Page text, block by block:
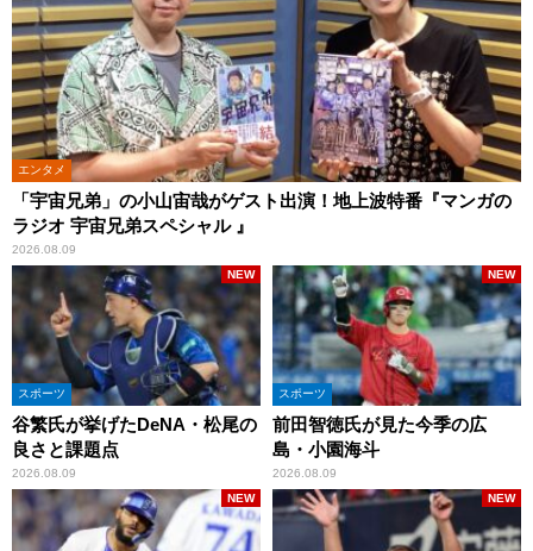
エンタメ
「宇宙兄弟」の小山宙哉がゲスト出演！地上波特番『マンガの
ラジオ 宇宙兄弟スペシャル 』
2026.08.09
スポーツ
谷繁氏が挙げたDeNA・松尾の
良さと課題点
2026.08.09
NEW
スポーツ
前田智徳氏が見た今季の広
島・小園海斗
2026.08.09
NEW
NEW NEW